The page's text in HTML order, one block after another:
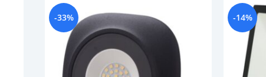
-33% -14%